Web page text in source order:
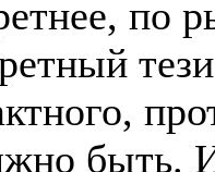
по
быть.